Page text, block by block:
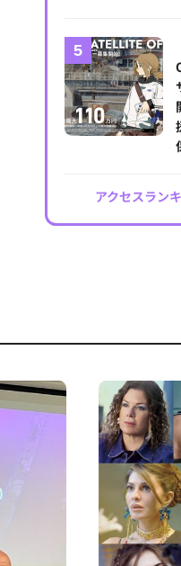
アクセスラン